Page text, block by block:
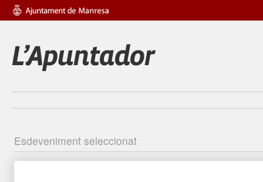
Esdeveniment seleccionat